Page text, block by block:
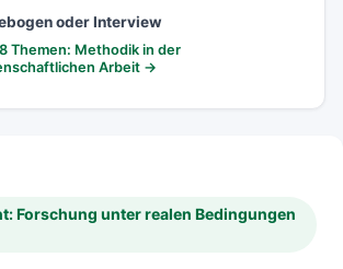
oder Interview
Themen: Methodik in der
Arbeit →
Forschung unter realen Bedingungen